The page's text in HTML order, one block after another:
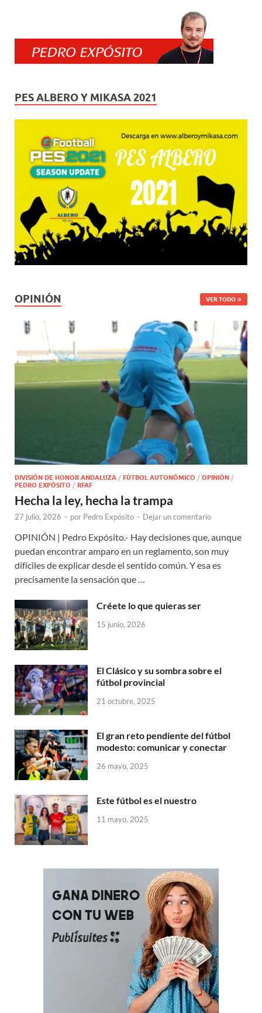
PES ALBERO Y MIKASA 2021
OPINIÓN VER TODO
DIVISIÓN DE HONOR ANDALUZA / FÚTBOL AUTONÓMICO / OPINIÓN /
PEDRO EXPÓSITO / RFAF
Hecha la ley, hecha la trampa
27 julio, 2026 - por Pedro Expósito - Dejar un comentario
OPINIÓN | Pedro Expósito.- Hay decisiones que, aunque
puedan encontrar amparo en un reglamento, son muy
difíciles de explicar desde el sentido común. Y esa es
precisamente la sensación que …
Créete lo que quieras ser
15 junio, 2026
El Clásico y su sombra sobre el
fútbol provincial
21 octubre, 2025
El gran reto pendiente del fútbol
modesto: comunicar y conectar
26 mayo, 2025
Este fútbol es el nuestro
11 mayo, 2025